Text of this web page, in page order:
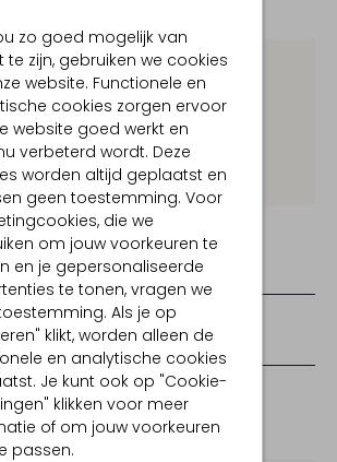
zo goed mogelijk van
te zijn, gebruiken we cookies
website. Functionele en
cookies zorgen ervoor
website goed werkt en
verbeterd wordt. Deze
worden altijd geplaatst en
geen toestemming. Voor
die we
om jouw voorkeuren te
en je gepersonaliseerde
te tonen, vragen we
Als je op
klikt, worden alleen de
en analytische cookies
Je kunt ook op "Cookie-
klikken voor meer
of om jouw voorkeuren
passen.
vanaf € 100,-
binnen 30 dagen
(1) 4/5
14
STERREN